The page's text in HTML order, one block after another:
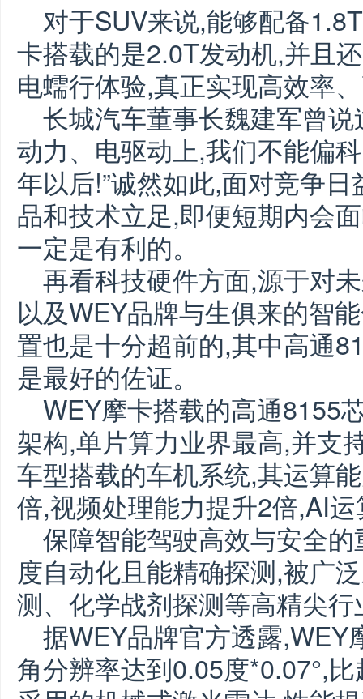
对于SUV来说,能够配备
卡搭载的是2.0T发动机,并且
电蠕行体验,真正实现高效率
长城汽车董事长魏建军曾
动力、电驱动上,我们不能偏
年以后!”诚然如此,面对竞争
品和技术立足,即便短期内会
一定是有利的。
再看科技硬件方面,源于对
以及WEY品牌与生俱来的智
置也是十分超前的,其中高通
是最好的佐证。
WEY摩卡搭载的高通8155
架构,单片算力业界最高,并支
车型搭载的车机系统,其运算
倍,视频处理能力提升2倍,AI
保障智能驾驶高效与安全
度自动化且能精确探测,被广
测、化学战剂探测等高精尖行
据WEY品牌官方透露
角分辨率达到0.05度*0.07°,